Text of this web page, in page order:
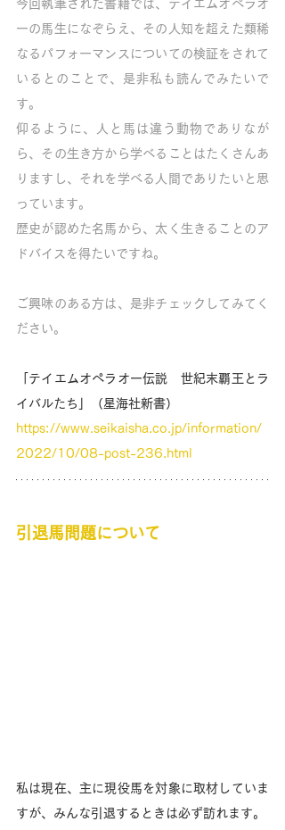
今回執筆された書籍では、テイエムオペラオ
ーの馬生になぞらえ、その人知を超えた類稀
なるパフォーマンスについての検証をされて
いるとのことで、是非私も読んでみたいで
す。
仰るように、人と馬は違う動物でありなが
ら、その生き方から学べることはたくさんあ
りますし、それを学べる人間でありたいと思
っています。
歴史が認めた名馬から、太く生きることのア
ドバイスを得たいですね。
ご興味のある方は、是非チェックしてみてく
ださい。
「テイエムオペラオー伝説　世紀末覇王とラ
イバルたち」（星海社新書）
https://www.seikaisha.co.jp/information/
2022/10/08-post-236.html
引退馬問題について
私は現在、主に現役馬を対象に取材していま
すが、みんな引退するときは必ず訪れます。